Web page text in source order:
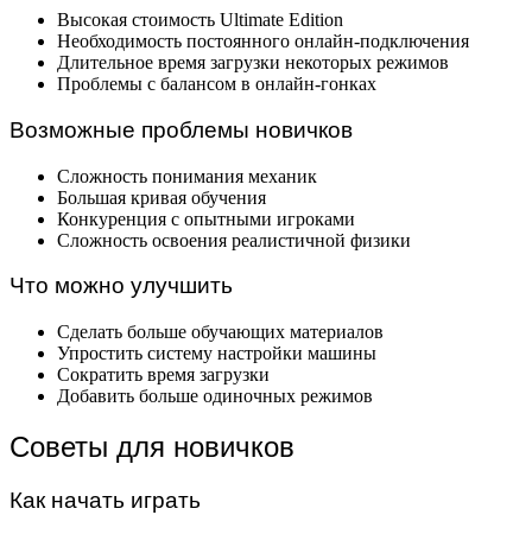
Высокая стоимость Ultimate Edition
Необходимость постоянного онлайн-подключения
Длительное время загрузки некоторых режимов
Проблемы с балансом в онлайн-гонках
Возможные проблемы новичков
Сложность понимания механик
Большая кривая обучения
Конкуренция с опытными игроками
Сложность освоения реалистичной физики
Что можно улучшить
Сделать больше обучающих материалов
Упростить систему настройки машины
Сократить время загрузки
Добавить больше одиночных режимов
Советы для новичков
Как начать играть